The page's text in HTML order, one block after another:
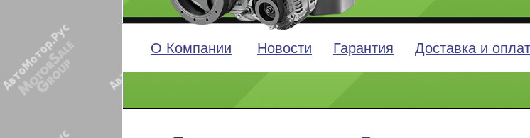
О Компании Новости Гарантия Доставка и